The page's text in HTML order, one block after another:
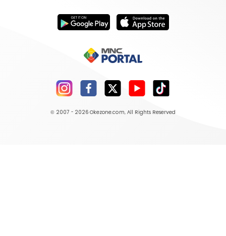
© 2007 - 2026 Okezone.com, All Rights Reserved